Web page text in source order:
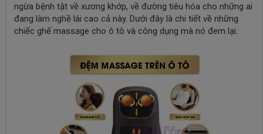
ngừa bệnh tật về xương khớp, về đường tiêu hóa cho những ai
đang làm nghề lái cao cả này. Dưới đây là chi tiết về những
chiếc ghế massage cho ô tô và công dụng mà nó đem lại.